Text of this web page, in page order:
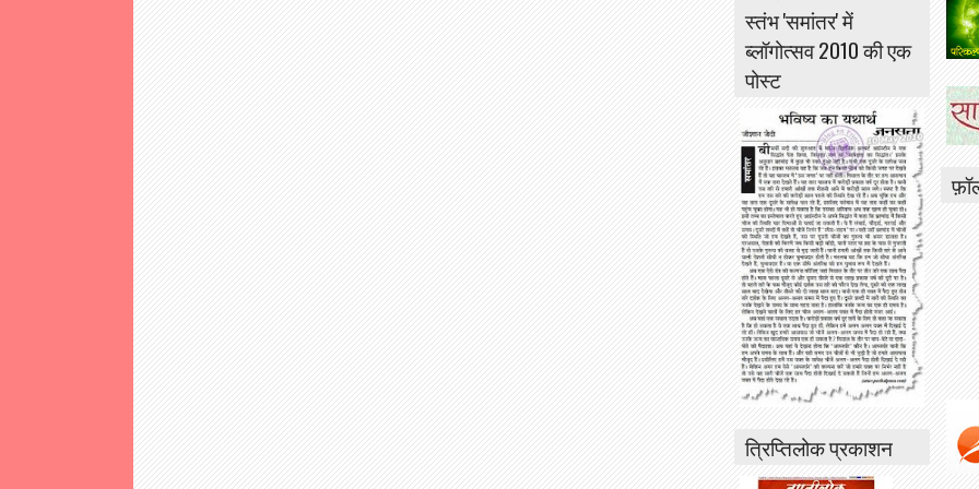
स्तंभ 'समांतर' में
ब्लॉगोत्सव 2010 की एक
पोस्ट
त्रिप्तिलोक प्रकाशन